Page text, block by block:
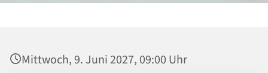
Mittwoch, 9. Juni 2027, 09:00 Uhr